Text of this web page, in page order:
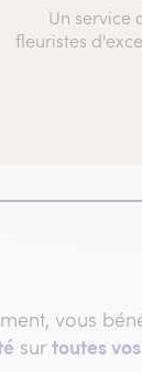
Un service
fleuristes
vous
surtoutes